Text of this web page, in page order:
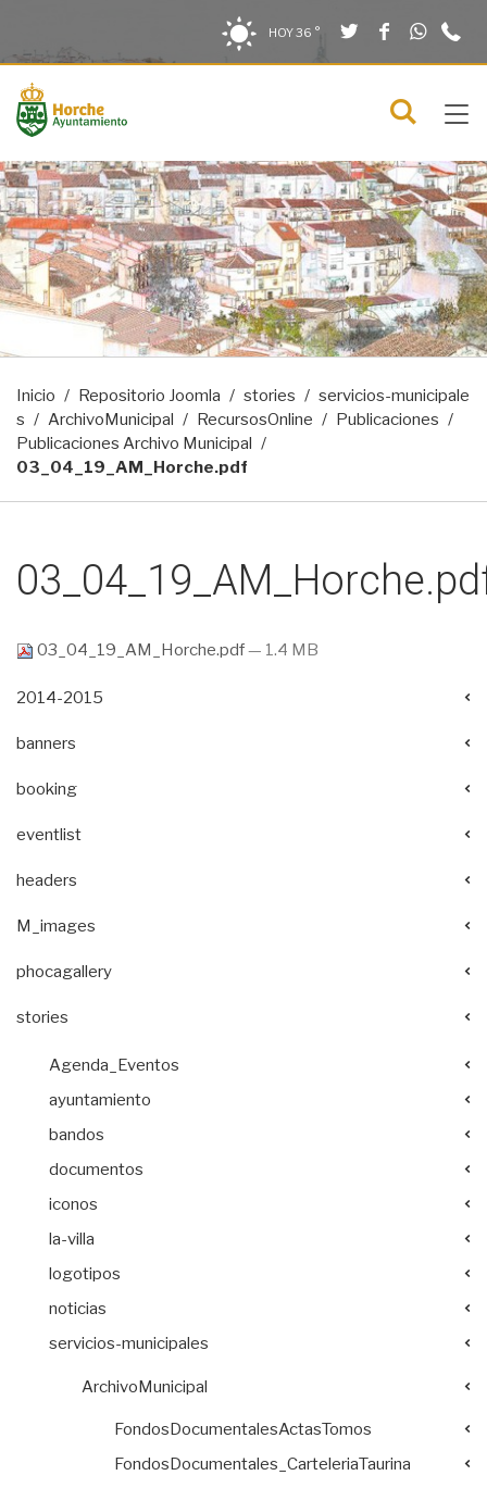
HOY36 ° TwitterFacebook
menú
Inicio Repositorio Joomla stories
servicios-municipale
s
ArchivoMunicipal RecursosOnline
Publicaciones
Publicaciones Archivo Municipal
03_04_19_AM_Horche.pdf
03_04_19_AM_Horche.pdf— 1.4 MB
2014-2015
banners
booking
eventlist
headers
M_images
phocagallery
stories
Agenda_Eventos
ayuntamiento
bandos
documentos
iconos
la-villa
logotipos
noticias
servicios-municipales
ArchivoMunicipal
FondosDocumentalesActasTomos
FondosDocumentales_CarteleriaTaurina